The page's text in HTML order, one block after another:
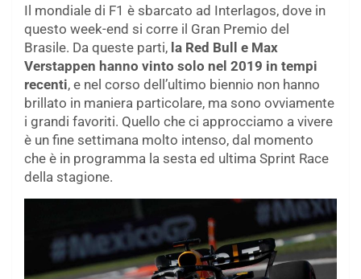
Il mondiale di F1 è sbarcato ad Interlagos, dove in
questo week-end si corre il Gran Premio del
Brasile. Da queste parti, la Red Bull e Max
Verstappen hanno vinto solo nel 2019 in tempi
recenti, e nel corso dell’ultimo biennio non hanno
brillato in maniera particolare, ma sono ovviamente
i grandi favoriti. Quello che ci approcciamo a vivere
è un fine settimana molto intenso, dal momento
che è in programma la sesta ed ultima Sprint Race
della stagione.